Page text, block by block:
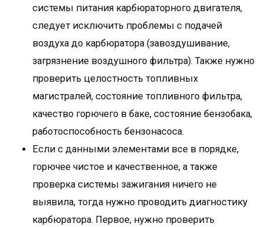
системы питания карбюраторного двигателя,
следует исключить проблемы с подачей
воздуха до карбюратора (завоздушивание,
загрязнение воздушного фильтра). Также нужно
проверить целостность топливных
магистралей, состояние топливного фильтра,
качество горючего в баке, состояние бензобака,
работоспособность бензонасоса.
Если с данными элементами все в порядке,
горючее чистое и качественное, а также
проверка системы зажигания ничего не
выявила, тогда нужно проводить диагностику
карбюратора. Первое, нужно проверить